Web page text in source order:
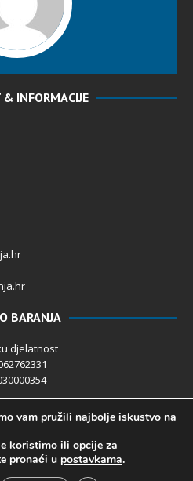
INFORMACIJE
BARANJA
djelatnost
u cijelosti
vam pružili najbolje iskustvo na
koristimo ili opcije za
pronaći u postavkama.